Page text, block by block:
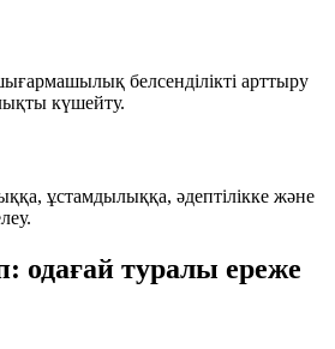
белсенділікті арттыру
күшейту.
ұстамдылыққа, әдептілікке және
туралы ереже